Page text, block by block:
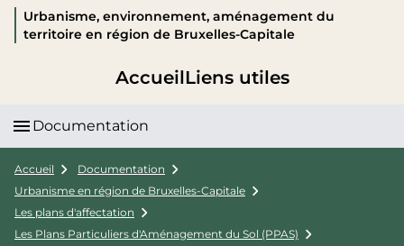
Urbanisme, environnement, aménagement du
territoire en région de Bruxelles-Capitale
AccueilLiens utiles
Documentation
Accueil
Documentation
Urbanisme en région de Bruxelles-Capitale
Les plans d'affectation
Les Plans Particuliers d'Aménagement du Sol (PPAS)